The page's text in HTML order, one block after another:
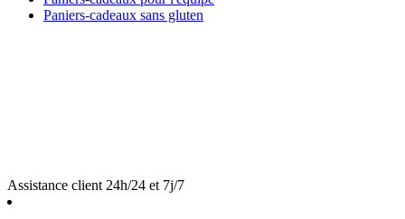
Paniers-cadeaux sans gluten
Assistance client 24h/24 et 7j/7